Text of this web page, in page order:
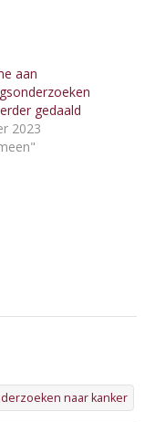
aan
gedaald
2023
naar kanker